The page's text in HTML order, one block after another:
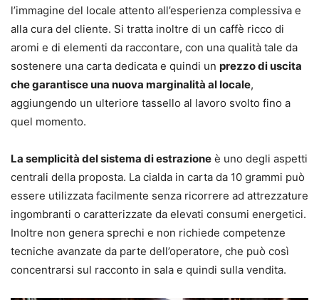
l’immagine del locale attento all’esperienza complessiva e
alla cura del cliente. Si tratta inoltre di un caffè ricco di
aromi e di elementi da raccontare, con una qualità tale da
sostenere una carta dedicata e quindi un prezzo di uscita
che garantisce una nuova marginalità al locale,
aggiungendo un ulteriore tassello al lavoro svolto fino a
quel momento.
La semplicità del sistema di estrazione è uno degli aspetti
centrali della proposta. La cialda in carta da 10 grammi può
essere utilizzata facilmente senza ricorrere ad attrezzature
ingombranti o caratterizzate da elevati consumi energetici.
Inoltre non genera sprechi e non richiede competenze
tecniche avanzate da parte dell’operatore, che può così
concentrarsi sul racconto in sala e quindi sulla vendita.